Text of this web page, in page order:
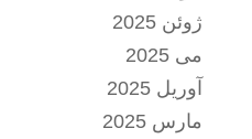
ژوئن 2025
می 2025
آوریل 2025
مارس 2025